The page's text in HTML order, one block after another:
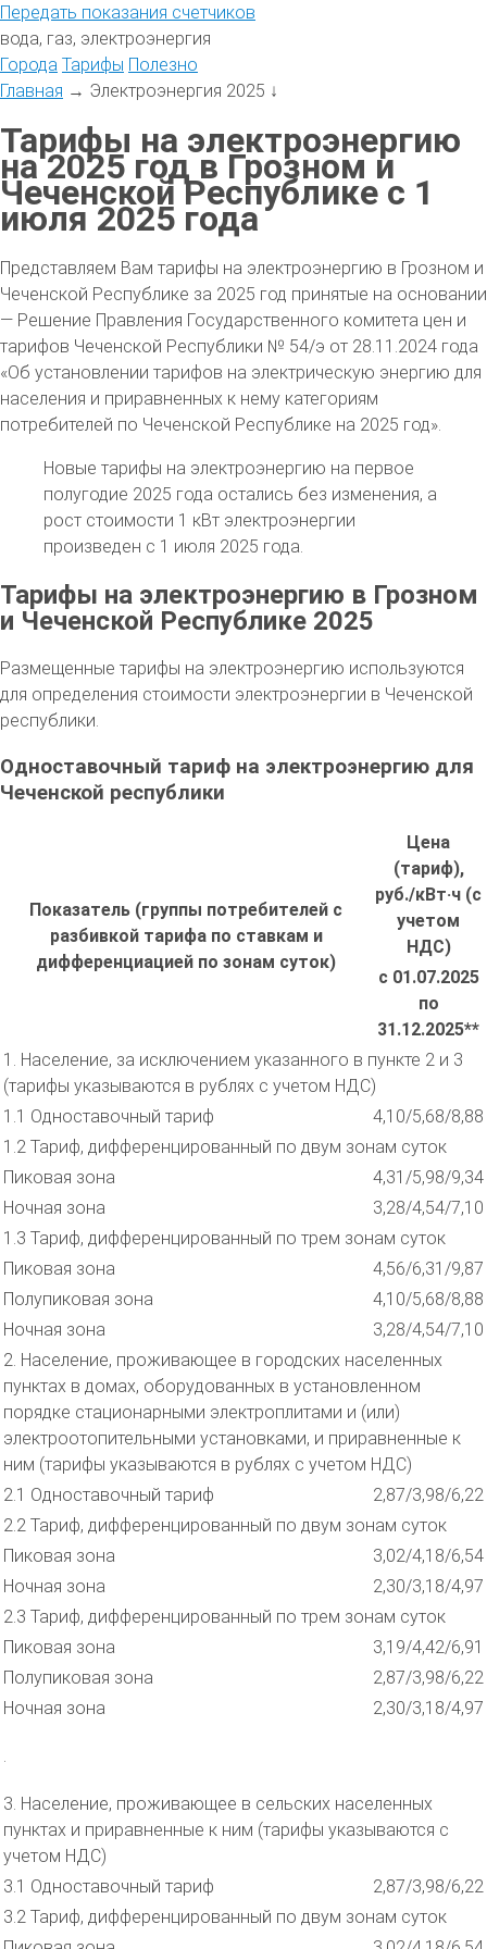
Передать показания счетчиков
вода, газ, электроэнергия
Города Тарифы Полезно
Главная → Электроэнергия 2025 ↓
Тарифы на электроэнергию
на 2025 год в Грозном и
Чеченской Республике с 1
июля 2025 года
Представляем Вам тарифы на электроэнергию в Грозном и
Чеченской Республике за 2025 год принятые на основании
— Решение Правления Государственного комитета цен и
тарифов Чеченской Республики № 54/э от 28.11.2024 года
«Об установлении тарифов на электрическую энергию для
населения и приравненных к нему категориям
потребителей по Чеченской Республике на 2025 год».
Новые тарифы на электроэнергию на первое
полугодие 2025 года остались без изменения, а
рост стоимости 1 кВт электроэнергии
произведен с 1 июля 2025 года.
Тарифы на электроэнергию в Грозном
и Чеченской Республике 2025
Размещенные тарифы на электроэнергию используются
для определения стоимости электроэнергии в Чеченской
республики.
Одноставочный тариф на электроэнергию для
Чеченской республики
Показатель (группы потребителей с
разбивкой тарифа по ставкам и
дифференциацией по зонам суток)
Цена
(тариф),
руб./кВт·ч (с
учетом
НДС)
с 01.07.2025
по
31.12.2025**
1. Население, за исключением указанного в пункте 2 и 3
(тарифы указываются в рублях с учетом НДС)
1.1 Одноставочный тариф
4,10/5,68/8,88
1.2 Тариф, дифференцированный по двум зонам суток
Пиковая зона
4,31/5,98/9,34
Ночная зона
3,28/4,54/7,10
1.3 Тариф, дифференцированный по трем зонам суток
Пиковая зона
4,56/6,31/9,87
Полупиковая зона
4,10/5,68/8,88
Ночная зона
3,28/4,54/7,10
2. Население, проживающее в городских населенных
пунктах в домах, оборудованных в установленном
порядке стационарными электроплитами и (или)
электроотопительными установками, и приравненные к
ним (тарифы указываются в рублях с учетом НДС)
2.1 Одноставочный тариф
2,87/3,98/6,22
2.2 Тариф, дифференцированный по двум зонам суток
Пиковая зона
3,02/4,18/6,54
Ночная зона
2,30/3,18/4,97
2.3 Тариф, дифференцированный по трем зонам суток
Пиковая зона
3,19/4,42/6,91
Полупиковая зона
2,87/3,98/6,22
Ночная зона
2,30/3,18/4,97
.
3. Население, проживающее в сельских населенных
пунктах и приравненные к ним (тарифы указываются с
учетом НДС)
3.1 Одноставочный тариф
2,87/3,98/6,22
3.2 Тариф, дифференцированный по двум зонам суток